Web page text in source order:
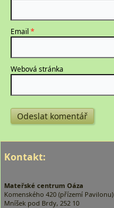
Email *
Webová stránka
Kontakt:
Mateřské centrum Oáza
Komenského 420 (přízemí Pavilonu)
Mníšek pod Brdy, 252 10